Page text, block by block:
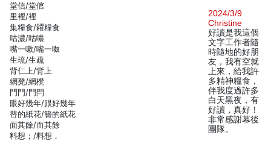
堂信/堂倌
里裡/裡
集糧食/糴糧食
咕濃/咕噥
嘴一嗽/嘴一呶
生琉/生疏
背仁上/背上
網凳/網櫈
門門/門閂
眼好幾年/跟好幾年
替的紙花/簪的紙花
面其餘/而其餘
料想；/料想，
2024/3/9
Christine
好讀是我這個
文字工作者隨
時隨地的好朋
友，我有空就
上來，給我許
多精神糧食，
伴我度過許多
白天黑夜，有
好讀，真好！
非常感謝幕後
團隊。